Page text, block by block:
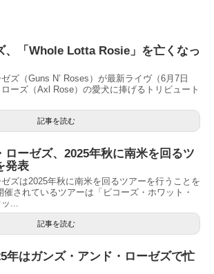
、「Whole Lotta Rosie」を亡くなっ
ズ（Guns N’ Roses）が最新ライヴ（6月7日
ーズ（Axl Rose）の愛犬に捧げるトリビュート
記事を読む
ローゼズ、2025年秋に南米を回るツ
発表
ズは2025年秋に南米を回るツアーを行うことを
されているツアーは「ビコーズ・ホワット・
...
記事を読む
年はガンズ・アンド・ローゼズで忙